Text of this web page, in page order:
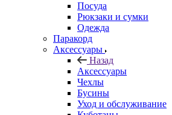
Посуда
Рюкзаки и сумки
Одежда
Паракорд
Аксессуары
Назад
Аксессуары
Чехлы
Бусины
Уход и обслуживание